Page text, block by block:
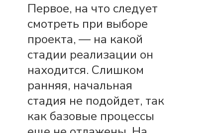
Первое, на что следует
смотреть при выборе
проекта, — на какой
стадии реализации он
находится. Слишком
ранняя, начальная
стадия не подойдет, так
как базовые процессы